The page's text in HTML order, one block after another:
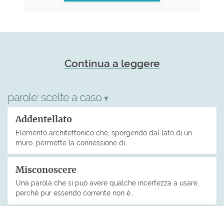
Continua a leggere
parole: scelte a caso ▾
Addentellato
Elemento architettonico che, sporgendo dal lato di un
muro, permette la connessione di…
Misconoscere
Una parola che si può avere qualche incertezza a usare,
perché pur essendo corrente non è…